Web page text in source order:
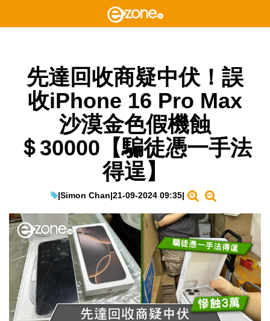
先達回收商疑中伏！誤
收iPhone 16 Pro Max
沙漠金色假機蝕
＄30000【騙徒憑一手法
得逞】
|Simon Chan|21-09-2024 09:35|